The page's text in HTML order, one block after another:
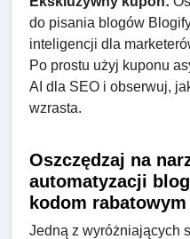
do pisania blogów
inteligencji dla
Po prostu użyj kuponu
AI dla SEO i obserwuj,
wzrasta.
Oszczędzaj na
automatyzacji
kodom rabatowym
Jedną z wyróżniających